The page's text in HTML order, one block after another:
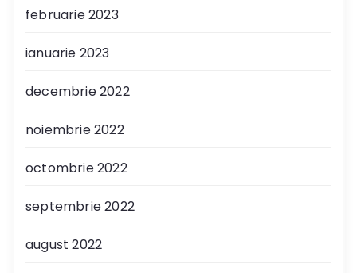
februarie 2023
ianuarie 2023
decembrie 2022
noiembrie 2022
octombrie 2022
septembrie 2022
august 2022